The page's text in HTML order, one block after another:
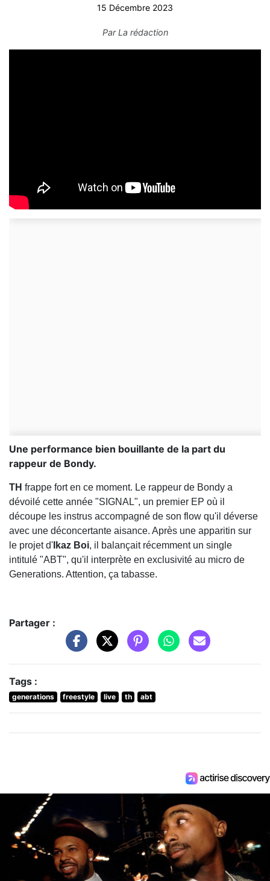
15 Décembre 2023
ParLa rédaction
Une performance bien bouillante de la part du
rappeur de Bondy.
TH frappe fort en ce moment. Le rappeur de Bondy a
dévoilé cette année "SIGNAL", un premier EP où il
découpe les instrus accompagné de son flow qu'il déverse
avec une déconcertante aisance. Après une apparitin sur
le projet d' Ikaz Boi, il balançait récemment un single
intitulé "ABT", qu'il interprète en exclusivité au micro de
Generations. Attention, ça tabasse.
Partager :
Tags :
generations freestyle live th abt